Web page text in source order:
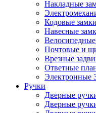
Накладные
Кодовые замки
Навесные
Почтовые и
Врезные
Ответные
Электронные
Ручки
Дверные
Дверные